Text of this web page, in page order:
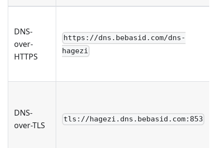
DNS-
over-
HTTPS
https://dns.bebasid.com/dns-
hagezi
DNS-
over-TLS
tls://hagezi.dns.bebasid.com:853